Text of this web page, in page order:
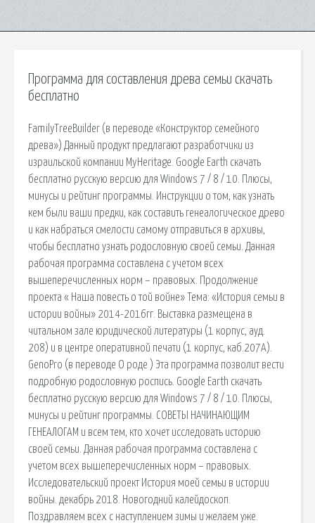
Программа для составления древа семьи скачать
бесплатно
FamilyTreeBuilder (в переводе «Конструктор семейного
древа») Данный продукт предлагают разработчики из
израильской компании MyHeritage. Google Earth скачать
бесплатно русскую версию для Windows 7 / 8 / 10. Плюсы,
минусы и рейтинг программы. Инструкции о том, как узнать
кем были ваши предки, как составить генеалогическое древо
и как набраться смелости самому отправиться в архивы,
чтобы бесплатно узнать родословную своей семьи. Данная
рабочая программа составлена с учетом всех
вышеперечисленных норм – правовых. Продолжение
проекта « Наша повесть о той войне» Тема: «История семьи в
истории войны» 2014-2016гг. Выставка размещена в
читальном зале юридической литературы (1 корпус, ауд.
208) и в центре оперативной печати (1 корпус, каб.207А).
GenoPro (в переводе О роде ) Эта программа позволит вести
подробную родословную роспись. Google Earth скачать
бесплатно русскую версию для Windows 7 / 8 / 10. Плюсы,
минусы и рейтинг программы. СОВЕТЫ НАЧИНАЮЩИМ
ГЕНЕАЛОГАМ и всем тем, кто хочет исследовать историю
своей семьи. Данная рабочая программа составлена с
учетом всех вышеперечисленных норм – правовых.
Исследовательский проект История моей семьи в истории
войны. декабрь 2018. Новогодний калейдоскоп.
Поздравляем всех с наступлением зимы и желаем уже.